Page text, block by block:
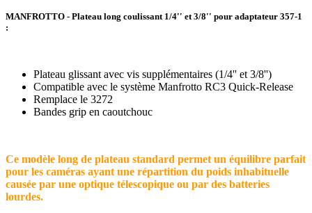
MANFROTTO - Plateau long coulissant 1/4'' et 3/8'' pour adaptateur 357-1
:
Plateau glissant avec vis supplémentaires (1/4'' et 3/8'')
Compatible avec le système Manfrotto RC3 Quick-Release
Remplace le 3272
Bandes grip en caoutchouc
Ce modèle long de plateau standard permet un équilibre parfait
pour les caméras ayant une répartition du poids inhabituelle
causée par une optique télescopique ou par des batteries
lourdes.